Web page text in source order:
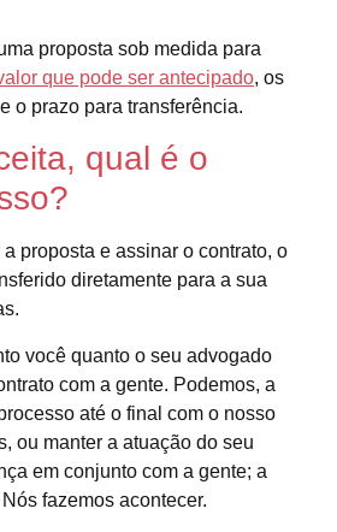
proposta sob medida para
que pode ser antecipado, os
o prazo para transferência.
qual é o
proposta e assinar o contrato, o
diretamente para a sua
você quanto o seu advogado
com a gente. Podemos, a
até o final com o nosso
ou manter a atuação do seu
em conjunto com a gente; a
fazemos acontecer.